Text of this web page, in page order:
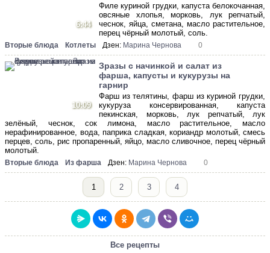
6:44
Филе куриной грудки, капуста белокочанная,
овсяные хлопья, морковь, лук репчатый,
чеснок, яйца, сметана, масло растительное,
перец чёрный молотый, соль.
Вторые блюда Котлеты Дзен: Марина Чернова 0
10:09
Зразы с начинкой и салат из
фарша, капусты и кукурузы на
гарнир
Фарш из телятины, фарш из куриной грудки,
кукуруза консервированная, капуста
пекинская, морковь, лук репчатый, лук
зелёный, чеснок, сок лимона, масло растительное, масло
нерафинированное, вода, паприка сладкая, кориандр молотый, смесь
перцев, соль, рис пропаренный, яйцо, масло сливочное, перец чёрный
молотый.
Вторые блюда Из фарша Дзен: Марина Чернова 0
1 2 3 4
Все рецепты